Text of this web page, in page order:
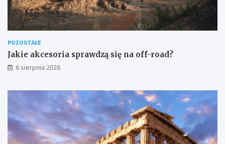
POZOSTAŁE
Jakie akcesoria sprawdzą się na off-road?
6 sierpnia 2026